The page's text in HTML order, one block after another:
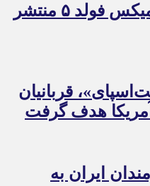
اولین تصاویر شیائومی میکس فولد ۵ منتشر
قربانیان
ایران به